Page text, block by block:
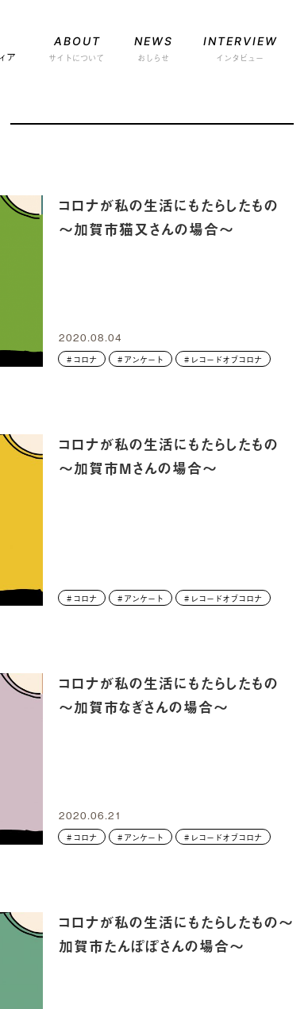
ABOUT
サイトについて
NEWS
おしらせ
INTERVIEW
インタビュー
コロナが私の生活にもたらしたもの
～加賀市猫又さんの場合～
2020.08.04
コロナ アンケート レコードオブコロナ
コロナが私の生活にもたらしたもの
～加賀市Mさんの場合～
コロナ アンケート レコードオブコロナ
コロナが私の生活にもたらしたもの
～加賀市なぎさんの場合～
2020.06.21
コロナ アンケート レコードオブコロナ
コロナが私の生活にもたらしたもの～
加賀市たんぽぽさんの場合～